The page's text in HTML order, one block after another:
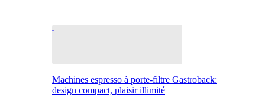
Machines espresso à porte-filtre Gastroback:
design compact, plaisir illimité